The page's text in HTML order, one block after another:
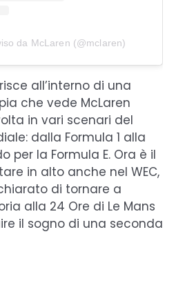
da McLaren (@mclaren)
all’interno di una
che vede McLaren
in vari scenari del
dalla Formula 1 alla
per la Formula E. Ora è il
in alto anche nel WEC,
di tornare a
alla 24 Ore di Le Mans
il sogno di una seconda